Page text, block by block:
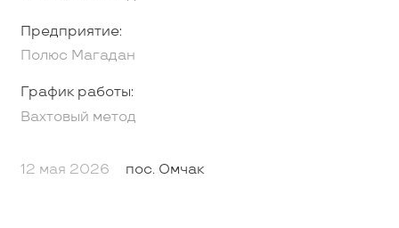
Предприятие:
Полюс Магадан
График работы:
Вахтовый метод
12 мая 2026 пос. Омчак